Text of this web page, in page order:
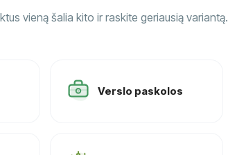
vieną šalia kito ir raskite geriausią variantą.
Verslo paskolos